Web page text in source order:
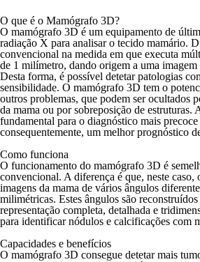
O que é o Mamógrafo 3D?
O mamógrafo 3D é um equipamento de
radiação X para analisar o tecido mamário.
convencional na medida em que executa
de 1 milímetro, dando origem a uma
Desta forma, é possível detetar patologias
sensibilidade. O mamógrafo 3D tem o
outros problemas, que podem ser ocultados
da mama ou por sobreposição de estruturas.
fundamental para o diagnóstico mais
consequentemente, um melhor prognóstico
Como funciona
O funcionamento do mamógrafo 3D é
convencional. A diferença é que, neste caso,
imagens da mama de vários ângulos
milimétricas. Estes ângulos são
representação completa, detalhada e
para identificar nódulos e calcificações com
Capacidades e benefícios
O mamógrafo 3D consegue detetar mais